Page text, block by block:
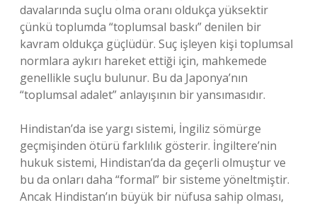
davalarında suçlu olma oranı oldukça yüksektir
çünkü toplumda “toplumsal baskı” denilen bir
kavram oldukça güçlüdür. Suç işleyen kişi toplumsal
normlara aykırı hareket ettiği için, mahkemede
genellikle suçlu bulunur. Bu da Japonya’nın
“toplumsal adalet” anlayışının bir yansımasıdır.
Hindistan’da ise yargı sistemi, İngiliz sömürge
geçmişinden ötürü farklılık gösterir. İngiltere’nin
hukuk sistemi, Hindistan’da da geçerli olmuştur ve
bu da onları daha “formal” bir sisteme yöneltmiştir.
Ancak Hindistan’ın büyük bir nüfusa sahip olması,